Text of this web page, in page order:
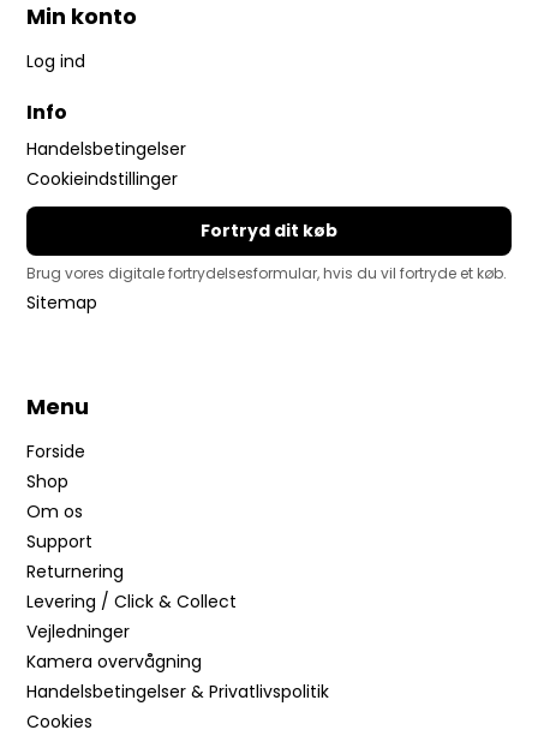
Min konto
Log ind
Info
Handelsbetingelser
Cookieindstillinger
Fortryd dit køb
Brug vores digitale fortrydelsesformular, hvis du vil fortryde et køb.
Sitemap
Menu
Forside
Shop
Om os
Support
Returnering
Levering / Click & Collect
Vejledninger
Kamera overvågning
Handelsbetingelser & Privatlivspolitik
Cookies